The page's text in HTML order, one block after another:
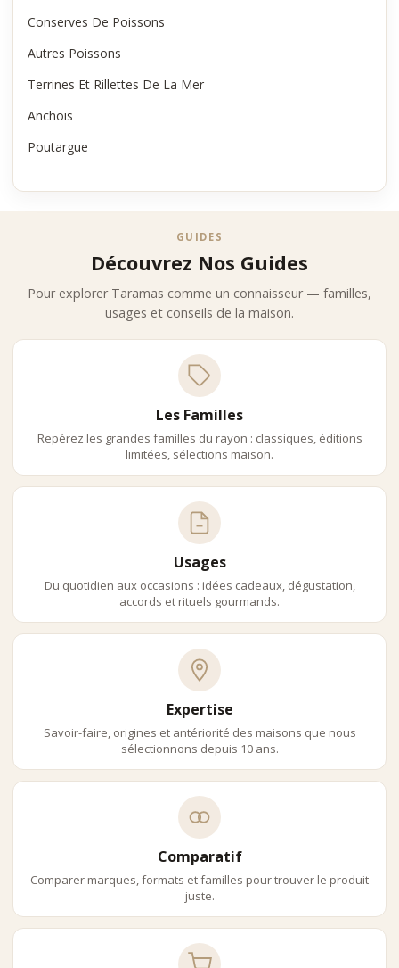
Conserves De Poissons
Autres Poissons
Terrines Et Rillettes De La Mer
Anchois
Poutargue
GUIDES
Découvrez Nos Guides
Pour explorer Taramas comme un connaisseur — familles,
usages et conseils de la maison.
Les Familles
Repérez les grandes familles du rayon : classiques, éditions
limitées, sélections maison.
Usages
Du quotidien aux occasions : idées cadeaux, dégustation,
accords et rituels gourmands.
Expertise
Savoir-faire, origines et antériorité des maisons que nous
sélectionnons depuis 10 ans.
Comparatif
Comparer marques, formats et familles pour trouver le produit
juste.